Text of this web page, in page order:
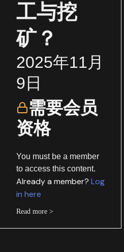
工与挖
矿？
2025年11月
9日
需要会员
资格
You must be a member
to access this content.
Already a member?Log
in here
Read more >